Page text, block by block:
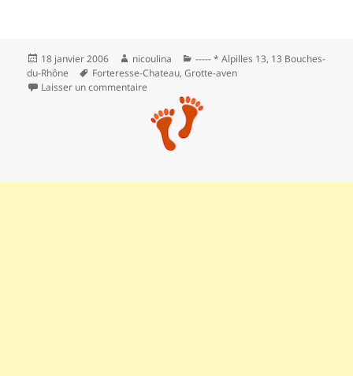
Publié
le
18 janvier 2006 Auteur
nicoulina Catégories
----- * Alpilles 13, 13 Bouches-
du-Rhône
Mots-
clés
Forteresse-Chateau,Grotte-aven
Laisser un commentaire